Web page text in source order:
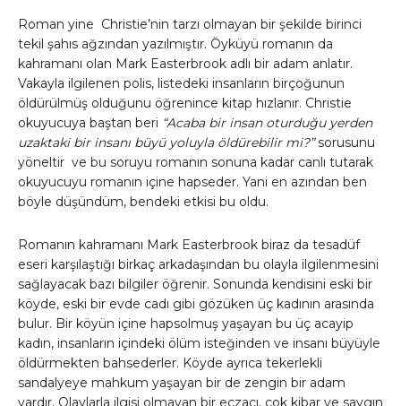
Roman yine Christie’nin tarzı olmayan bir şekilde birinci
tekil şahıs ağzından yazılmıştır. Öyküyü romanın da
kahramanı olan Mark Easterbrook adlı bir adam anlatır.
Vakayla ilgilenen polis, listedeki insanların birçoğunun
öldürülmüş olduğunu öğrenince kitap hızlanır. Christie
okuyucuya baştan beri “Acaba bir insan oturduğu yerden
uzaktaki bir insanı büyü yoluyla öldürebilir mi?”sorusunu
yöneltir ve bu soruyu romanın sonuna kadar canlı tutarak
okuyucuyu romanın içine hapseder. Yani en azından ben
böyle düşündüm, bendeki etkisi bu oldu.
Romanın kahramanı Mark Easterbrook biraz da tesadüf
eseri karşılaştığı birkaç arkadaşından bu olayla ilgilenmesini
sağlayacak bazı bilgiler öğrenir. Sonunda kendisini eski bir
köyde, eski bir evde cadı gibi gözüken üç kadının arasında
bulur. Bir köyün içine hapsolmuş yaşayan bu üç acayip
kadın, insanların içindeki ölüm isteğinden ve insanı büyüyle
öldürmekten bahsederler. Köyde ayrıca tekerlekli
sandalyeye mahkum yaşayan bir de zengin bir adam
vardır. Olaylarla ilgisi olmayan bir eczacı, çok kibar ve saygın